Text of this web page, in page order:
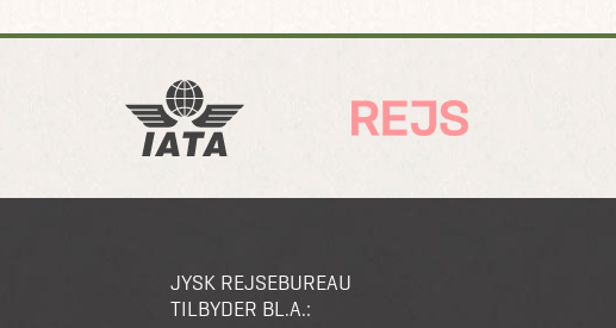
JYSK REJSEBUREAU
TILBYDER BL.A.: